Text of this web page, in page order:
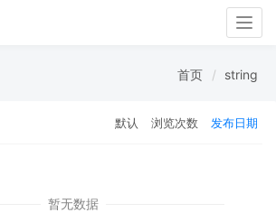
首页 string
默认 浏览次数 发布日期
暂无数据